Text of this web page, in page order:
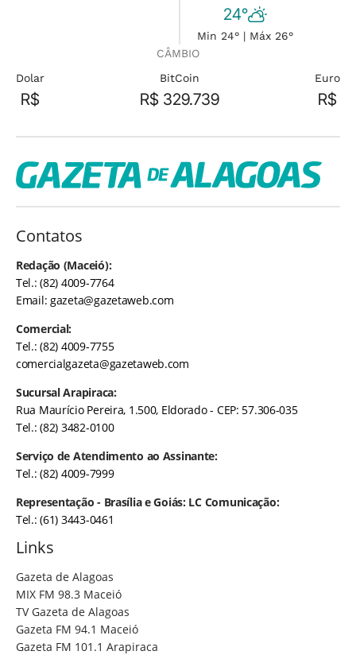
24°
Min 24° | Máx 26°
CÂMBIO
Dolar
R$
BitCoin
R$ 329.739
Euro
R$
Contatos
Redação (Maceió):
Tel.: (82) 4009-7764
Email:gazeta@gazetaweb.com
Comercial:
Tel.: (82) 4009-7755
comercialgazeta@gazetaweb.com
Sucursal Arapiraca:
Rua Maurício Pereira, 1.500, Eldorado - CEP: 57.306-035
Tel.: (82) 3482-0100
Serviço de Atendimento ao Assinante:
Tel.: (82) 4009-7999
Representação - Brasília e Goiás: LC Comunicação:
Tel.: (61) 3443-0461
Links
Gazeta de Alagoas
MIX FM 98.3 Maceió
TV Gazeta de Alagoas
Gazeta FM 94.1 Maceió
Gazeta FM 101.1 Arapiraca